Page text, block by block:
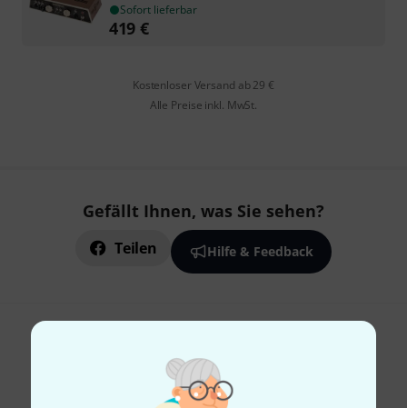
Sofort lieferbar
419 €
Kostenloser Versand ab 29 €
Alle Preise inkl. MwSt.
Gefällt Ihnen, was Sie sehen?
Teilen Hilfe & Feedback